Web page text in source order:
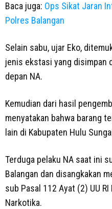
Baca juga: Ops Sikat Jaran
Polres Balangan
Selain sabu, ujar Eko,
jenis ekstasi yang disimpan
depan NA.
Kemudian dari hasil
menyatakan bahwa barang
lain di Kabupaten Hulu
Terduga pelaku NA saat ini
Balangan dan disangkakan
sub Pasal 112 Ayat (2) UU
Narkotika.